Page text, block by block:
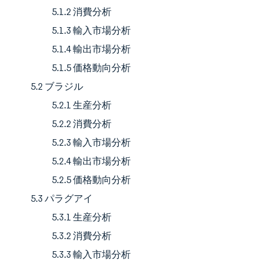
5.1.2 消費分析
5.1.3 輸入市場分析
5.1.4 輸出市場分析
5.1.5 価格動向分析
5.2 ブラジル
5.2.1 生産分析
5.2.2 消費分析
5.2.3 輸入市場分析
5.2.4 輸出市場分析
5.2.5 価格動向分析
5.3 パラグアイ
5.3.1 生産分析
5.3.2 消費分析
5.3.3 輸入市場分析